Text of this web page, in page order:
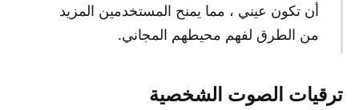
أن تكون عيني ، مما يمنح المستخدمين المزيد
من الطرق لفهم محيطهم المجاني.
ترقيات الصوت الشخصية